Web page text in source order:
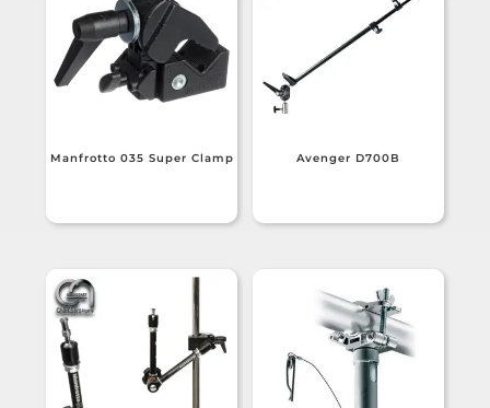
Manfrotto 035 Super Clamp Avenger D700B